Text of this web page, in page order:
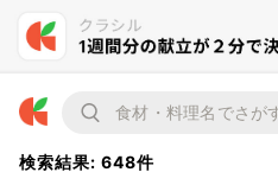
検索結果: 648件